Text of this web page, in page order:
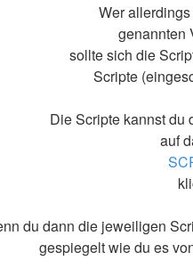
Wer
genannten
sollte sich die
Scripte
Die Scripte kannst du
auf
du dann die jeweiligen
gespiegelt wie du es